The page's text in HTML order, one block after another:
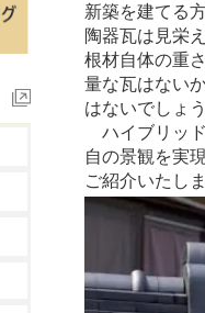
新築を建てる
陶器瓦は見栄
根材自体の重
量な瓦はない
はないでしょう
ハイブリッ
自の景観を実
ご紹介いたしま